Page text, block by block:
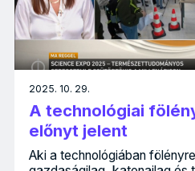
2025. 10. 29.
A technológiai
előnyt jelent
Aki a technológiában